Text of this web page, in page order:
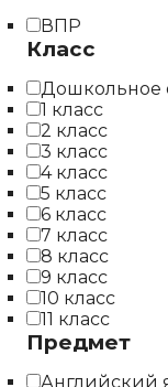
ВПР
Класс
Дошкольное
1 класс
2 класс
3 класс
4 класс
5 класс
6 класс
7 класс
8 класс
9 класс
10 класс
11 класс
Предмет
Английский